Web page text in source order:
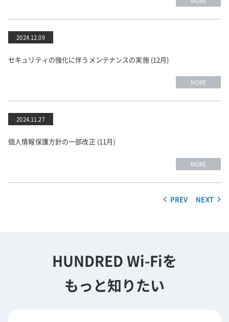
2024.12.09
セキュリティの強化に伴うメンテナンスの実施 (12月)
MORE
2024.11.27
個人情報保護方針の一部改正 (11月)
MORE
PREV NEXT
HUNDRED Wi-Fiを
もっと知りたい